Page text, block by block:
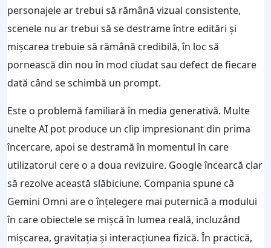
personajele ar trebui să rămână vizual consistente,
scenele nu ar trebui să se destrame între editări și
mișcarea trebuie să rămână credibilă, în loc să
pornească din nou în mod ciudat sau defect de fiecare
dată când se schimbă un prompt.
Este o problemă familiară în media generativă. Multe
unelte AI pot produce un clip impresionant din prima
încercare, apoi se destramă în momentul în care
utilizatorul cere o a doua revizuire. Google încearcă clar
să rezolve această slăbiciune. Compania spune că
Gemini Omni are o înțelegere mai puternică a modului
în care obiectele se mișcă în lumea reală, incluzând
mișcarea, gravitația și interacțiunea fizică. În practică,